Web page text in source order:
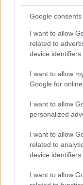
Google consents
I want to allow
related to
device identifiers
I want to allow
Google for
I want to allow
personalized
I want to allow
related to
device identifiers
I want to allow
Címkék:sajtó
pintér sándor
Ajánlott
Ettől